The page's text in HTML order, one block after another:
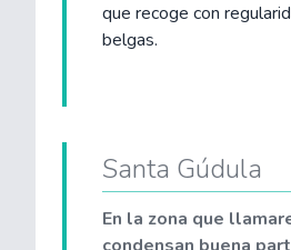
que recoge con
belgas.
Santa Gúdula
En la zona que